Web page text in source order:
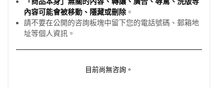
內容可能會被移動、隱藏或刪除。
請不要在公開的咨詢板塊中留下您的電話號碼、郵箱地
址等個人資訊。
目前尚無咨詢。